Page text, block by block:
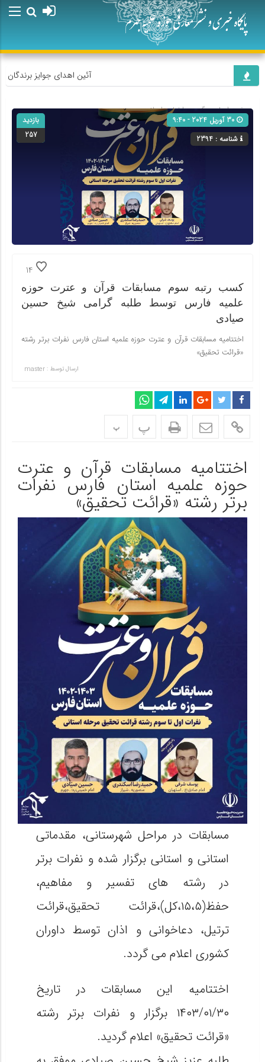
آئین اهدای جوایز برندگان
صفحه اصلی» گروه »اخبار»اسلایدر
شناسه : 2394
بازدید
257
14
کسب رتبه سوم مسابقات قرآن و عترت حوزه
علمیه فارس توسط طلبه گرامی شیخ حسین
صیادی
اختتامیه مسابقات قرآن و عترت حوزه علمیه استان فارس نفرات برتر رشته
«قرائت تحقیق»
ارسال توسط : master
پ پ
اختتامیه مسابقات قرآن و عترت
حوزه علمیه استان فارس نفرات
برتر رشته «قرائت تحقیق»
مسابقات در مراحل شهرستانی، مقدماتی
استانی و استانی برگزار شده و نفرات برتر
در رشته های تفسیر و مفاهیم،
حفظ(۱۵،۵،کل)،قرائت تحقیق،قرائت
ترتیل، دعاخوانی و اذان توسط داوران
کشوری اعلام می گردد.
اختتامیه این مسابقات در تاریخ
۱۴۰۳/۰۱/۳۰ برگزار و نفرات برتر رشته
«قرائت تحقیق» اعلام گردید.